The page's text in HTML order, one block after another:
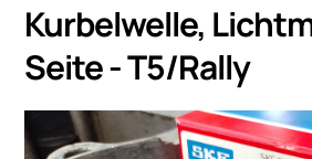
Kurbelwelle,
Seite - T5/Rally